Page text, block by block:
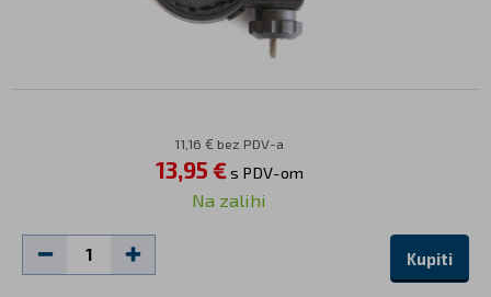
11,16 € bez PDV-a
13,95 €s PDV-om
Na zalihi
Kupiti